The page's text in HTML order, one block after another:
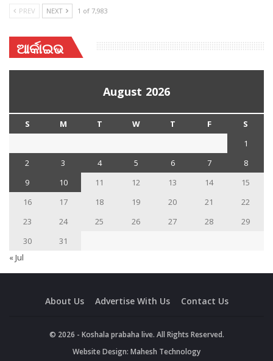
PREV NEXT 1 of 7,983
ଆର୍କାଇଭ
August 2026
S M T W T F
S
1
2
3 4 5 6 7
8
9
10 11 12 13 14
15
16
17 18 19 20 21
22
23
24 25 26 27 28
29
30
31
« Jul
About Us Advertise With Us Contact Us
© 2026 - Koshala prabaha live. All Rights Reserved.
Website Design: Mahesh Technology